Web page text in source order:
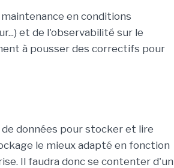
maintenance en conditions
et de l'observabilité sur le
à pousser des correctifs pour
données pour stocker et lire
le mieux adapté en fonction
Il faudra donc se contenter d'un